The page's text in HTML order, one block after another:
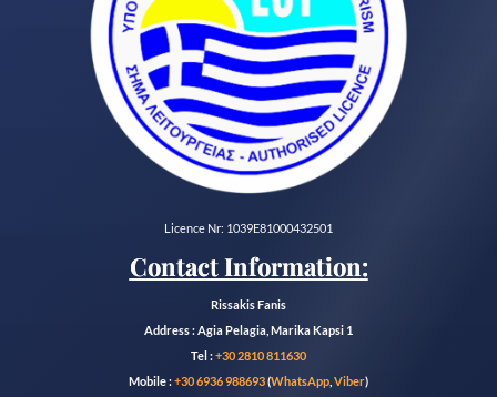
Licence Nr: 1039E81000432501
Contact Information:
Rissakis Fanis
Address : Agia Pelagia, Marika Kapsi 1
Tel :+30 2810 811630
Mobile :+30 6936 988693(WhatsApp Viber)